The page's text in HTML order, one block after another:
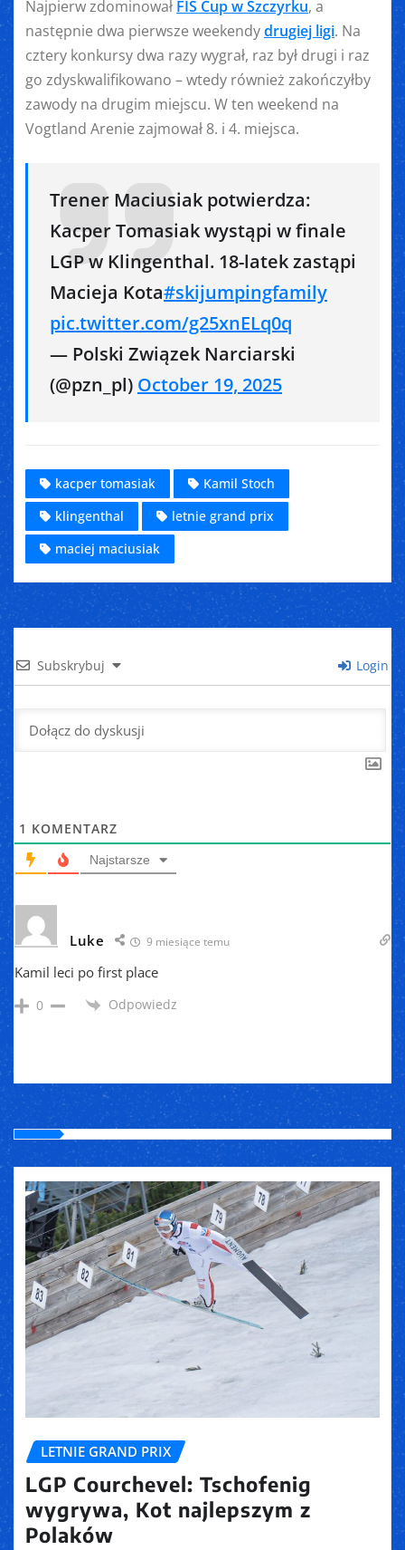
Najpierw zdominował FIS Cup w Szczyrku, a
następnie dwa pierwsze weekendydrugiej ligi. Na
cztery konkursy dwa razy wygrał, raz był drugi i raz
go zdyskwalifikowano – wtedy również zakończyłby
zawody na drugim miejscu. W ten weekend na
Vogtland Arenie zajmował 8. i 4. miejsca.
Trener Maciusiak potwierdza:
Kacper Tomasiak wystąpi w finale
LGP w Klingenthal. 18-latek zastąpi
Macieja Kota#skijumpingfamily
pic.twitter.com/g25xnELq0q
— Polski Związek Narciarski
(@pzn_pl) October 19, 2025
kacper tomasiak
Kamil Stoch
klingenthal
letnie grand prix
maciej maciusiak
Subskrybuj Login
1 KOMENTARZ
Najstarsze
Luke 9 miesiące temu
Kamil leci po first place
0 Odpowiedz
LETNIE GRAND PRIX
LGP Courchevel: Tschofenig
wygrywa, Kot najlepszym z
Polaków